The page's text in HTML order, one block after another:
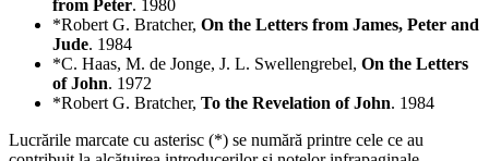
from Peter. 1980
*Robert G. Bratcher, On the Letters from James, Peter and
Jude. 1984
*C. Haas, M. de Jonge, J. L. Swellengrebel, On the Letters
of John. 1972
*Robert G. Bratcher, To the Revelation of John. 1984
Lucrările marcate cu asterisc (*) se numără printre cele ce au